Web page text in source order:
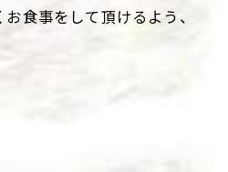
食事をして頂けるよう、